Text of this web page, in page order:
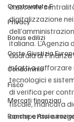
Cryptovalute F
Privacy
Bonus edilizi
Corte Giustizia
Condominio
Fisco
Mercati finanziari
Banche e
crescente
digitalizzazione
italiana. L’Agenzia
Guardia di
infatti a rafforzare
tecnologici e
di verifica per
fiscale, mancata
corrispettivi e